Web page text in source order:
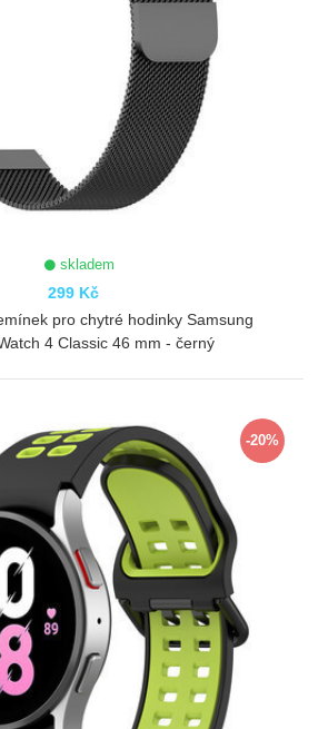
skladem
299 Kč
pro chytré hodinky Samsung
4 Classic 46 mm - černý
-20%